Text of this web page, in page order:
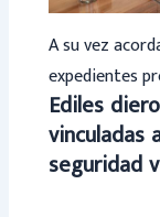
A su vez
expedientes
Ediles
seguridad